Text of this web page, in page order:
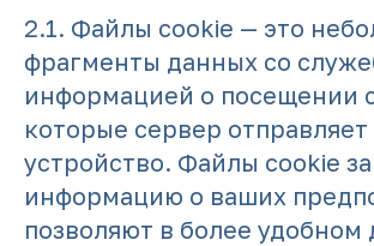
2.1. Файлы cookie — это
фрагменты данных со
информацией о посещении
которые сервер
устройство. Файлы cookie
информацию о ваших
позволяют в более удобном